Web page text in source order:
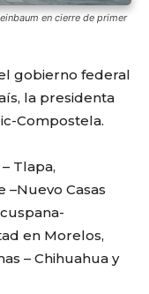
en cierre de primer
gobierno federal
la presidenta
Compostela.
Tlapa,
–Nuevo Casas
en Morelos,
– Chihuahua y